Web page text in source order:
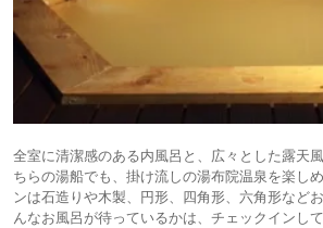
全室に清潔感のある内風呂と、広々とした露天
ちらの湯船でも、掛け流しの湯布院温泉を楽し
ンは石造りや木製、円形、四角形、六角形など
んなお風呂が待っているかは、チェックインし